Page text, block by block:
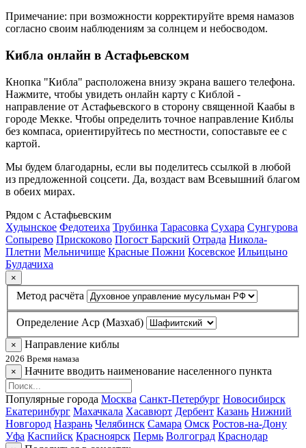
Примечание: при возможности корректируйте время намазов
согласно своим наблюдениям за солнцем и небосводом.
Кибла онлайн в Астафьевском
Кнопка "Кибла" расположена внизу экрана вашего телефона.
Нажмите, чтобы увидеть онлайн карту с Киблой -
направление от Астафьевского в сторону священной Каабы в
городе Мекке. Чтобы определить точное направление Киблы
без компаса, ориентируйтесь по местности, сопоставьте ее с
картой.
Мы будем благодарны, если вы поделитесь ссылкой в любой
из предложенной соцсети. Да, воздаст вам Всевышний благом
в обеих мирах.
Рядом с Астафьевским
Худынское Федотеиха Трубинка Тарасовка Сухара Сунгурова
Сопырево Прискоково Погост Барский Отрада Никола-
Плетни Мельничище Красные Пожни Косевское Ильицыно
Булдачиха
×
Метод расчёта
Определение Аср (Мазхаб)
× Направление киблы
2026 Время намаза
×
Начните вводить наименование населенного пункта
Популярные города Москва Санкт-Петербург Новосибирск
Екатеринбург Махачкала Хасавюрт Дербент Казань Нижний
Новгород Назрань Челябинск Самара Омск Ростов-на-Дону
Уфа Каспийск Красноярск Пермь Волгоград Краснодар